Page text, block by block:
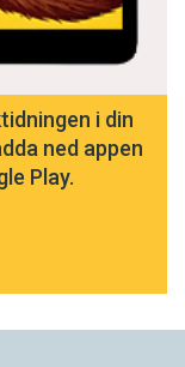
i din
ned appen
Play.